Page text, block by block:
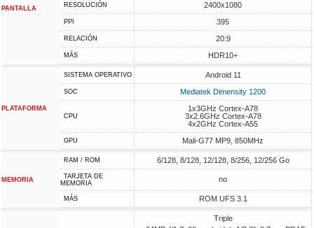
PANTALLA RESOLUCIÓN 2400x1080
PPI 395
RELACIÓN 20:9
MÁS HDR10+
PLATAFORMA
SISTEMA OPERATIVO Android 11
SOC Mediatek Dimensity 1200
CPU
1x3GHz Cortex-A78
3x2.6GHz Cortex-A78
4x2GHz Cortex-A55
GPU Mali-G77 MP9, 850MHz
MEMORIA
RAM / ROM 6/128, 8/128, 12/128, 8/256, 12/256 Go
TARJETA DE
MEMORIA
no
MÁS ROM UFS 3.1
Triple